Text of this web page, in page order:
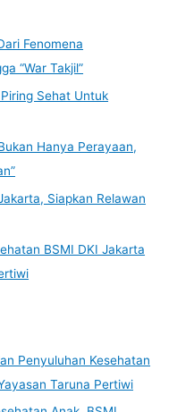
Fenomena
“War Takjil”
Sehat Untuk
Hanya Perayaan,
Siapkan Relawan
BSMI DKI Jakarta
Penyuluhan Kesehatan
Taruna Pertiwi